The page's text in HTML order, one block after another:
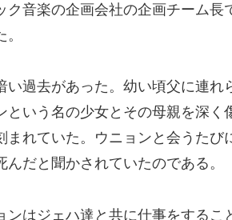
ク音楽の企画会社の企画チーム
い過去があった。幼い頃父に連
という名の少女とその母親を深
まれていた。ウニョンと会うたび
んだと聞かされていたのである。
ンはジェハ達と共に仕事をするこ